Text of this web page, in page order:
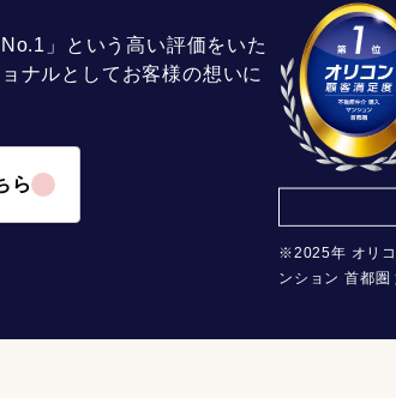
」という高い評価をいた
ナルとしてお客様の想いに
ら
※2025年 オリ
ンション 首都圏